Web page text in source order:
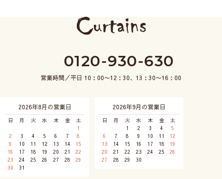
0120-930-630
営業時間／平日 10：00〜12：30、13：30〜16：00
2026年8月の営業日
日 月 火 水 木 金
土
1
2
3 4 5 6 7
8
9
10 11 12 13 14
15
16
17 18 19 20 21
22
23
24 25 26 27 28
29
30
31
2026年9月の営業日
日 月 火 水 木 金
土
1
2 3 4
5
6
7 8 9 10 11
12
13
14 15 16 17 18
19
20
21 22 23 24 25
26
27
28 29 30